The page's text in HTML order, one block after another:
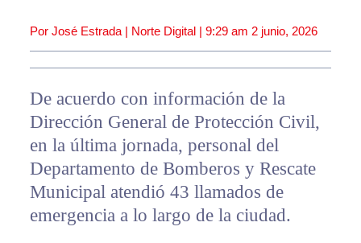
Por José Estrada | Norte Digital | 9:29 am 2 junio, 2026
De acuerdo con información de la
Dirección General de Protección Civil,
en la última jornada, personal del
Departamento de Bomberos y Rescate
Municipal atendió 43 llamados de
emergencia a lo largo de la ciudad.